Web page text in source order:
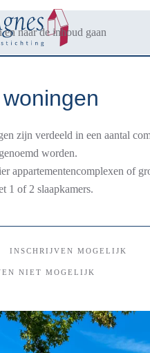
en naar de inhoud gaan
zijn verdeeld in een aantal
worden.
appartementencomplexen of
1 of 2 slaapkamers.
INSCHRIJVEN MOGELIJK
NIET MOGELIJK